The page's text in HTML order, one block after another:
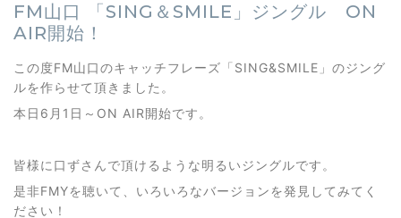
FM山口 「SING＆SMILE」ジングル ON
AIR開始！
この度FM山口のキャッチフレーズ「SING&SMILE」のジング
ルを作らせて頂きました。
本日6月1日～ON AIR開始です。
皆様に口ずさんで頂けるような明るいジングルです。
是非FMYを聴いて、いろいろなバージョンを発見してみてく
ださい！